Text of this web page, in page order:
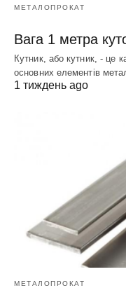
МЕТАЛОПРОКАТ
Вага 1 метра
Кутник, або кутник, - це
основних елементів
1 тиждень ago
МЕТАЛОПРОКАТ